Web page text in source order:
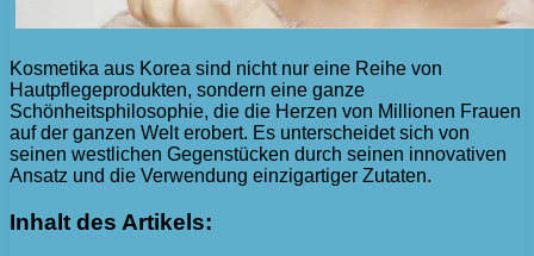
Kosmetika aus Korea sind nicht nur eine Reihe von
Hautpflegeprodukten, sondern eine ganze
Schönheitsphilosophie, die die Herzen von Millionen Frauen
auf der ganzen Welt erobert. Es unterscheidet sich von
seinen westlichen Gegenstücken durch seinen innovativen
Ansatz und die Verwendung einzigartiger Zutaten.
Inhalt des Artikels: